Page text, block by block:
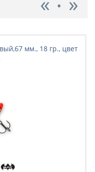
мм., 18 гр., цвет